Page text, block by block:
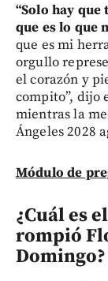
“Solo hay
que es lo que
que es mi
orgullo
el corazón y
compito”, dijo
mientras la
Ángeles 2028
Módulo de
¿Cuál es
rompió
Domingo?